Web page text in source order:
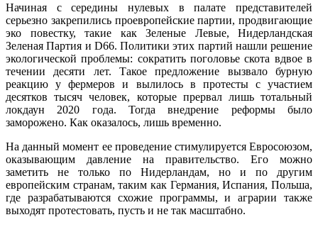
Начиная с середины нулевых в палате представителей
серьезно закрепились проевропейские партии, продвигающие
эко повестку, такие как Зеленые Левые, Нидерландская
Зеленая Партия и D66. Политики этих партий нашли решение
экологической проблемы: сократить поголовье скота вдвое в
течении десяти лет. Такое предложение вызвало бурную
реакцию у фермеров и вылилось в протесты с участием
десятков тысяч человек, которые прервал лишь тотальный
локдаун 2020 года. Тогда внедрение реформы было
заморожено. Как оказалось, лишь временно.
На данный момент ее проведение стимулируется Евросоюзом,
оказывающим давление на правительство. Его можно
заметить не только по Нидерландам, но и по другим
европейским странам, таким как Германия, Испания, Польша,
где разрабатываются схожие программы, и аграрии также
выходят протестовать, пусть и не так масштабно.